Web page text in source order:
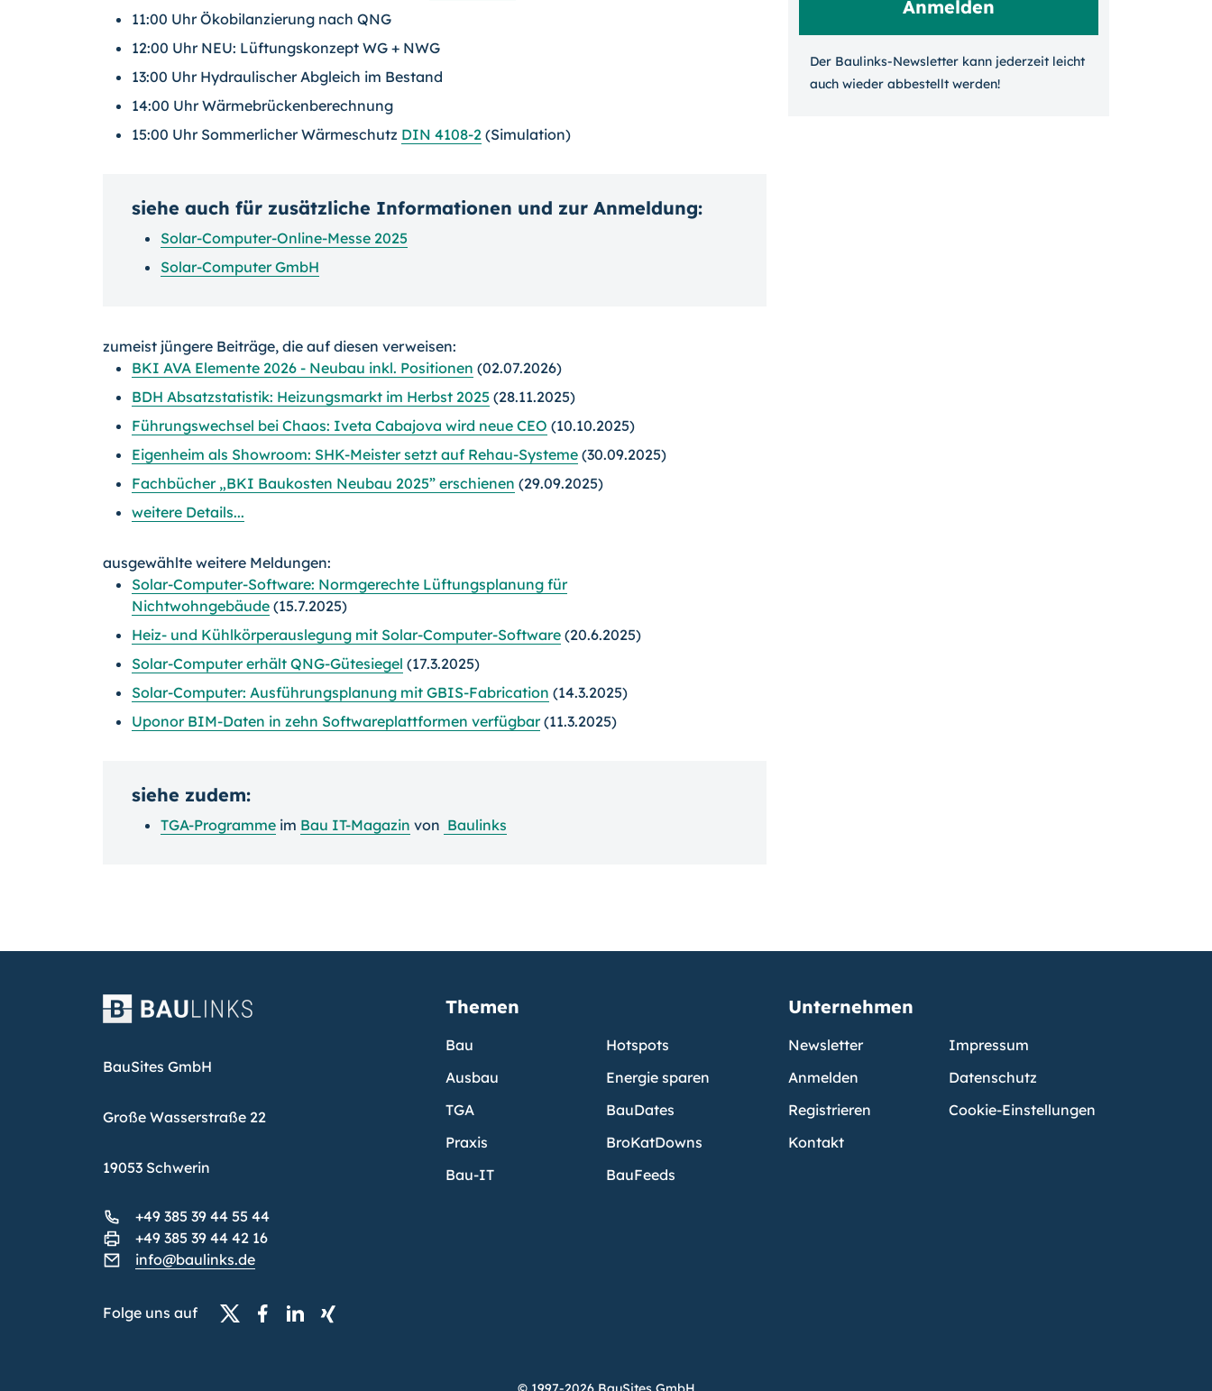
11:00 Uhr Ökobilanzierung nach QNG
12:00 Uhr NEU: Lüftungskonzept WG + NWG
13:00 Uhr Hydraulischer Abgleich im Bestand
14:00 Uhr Wärmebrückenberechnung
15:00 Uhr Sommerlicher Wärmeschutz DIN 4108-2 (Simulation)
siehe auch für zusätzliche Informationen und zur Anmeldung:
Solar-Computer-Online-Messe 2025
Solar-Computer GmbH
zumeist jüngere Beiträge, die auf diesen verweisen:
BKI AVA Elemente 2026 - Neubau inkl. Positionen (02.07.2026)
BDH Absatzstatistik: Heizungsmarkt im Herbst 2025 (28.11.2025)
Führungswechsel bei Chaos: Iveta Cabajova wird neue CEO (10.10.2025)
Eigenheim als Showroom: SHK-Meister setzt auf Rehau-Systeme (30.09.2025)
Fachbücher „BKI Baukosten Neubau 2025” erschienen (29.09.2025)
weitere Details...
ausgewählte weitere Meldungen:
Solar-Computer-Software: Normgerechte Lüftungsplanung für
Nichtwohngebäude (15.7.2025)
Heiz- und Kühlkörperauslegung mit Solar-Computer-Software (20.6.2025)
Solar-Computer erhält QNG-Gütesiegel (17.3.2025)
Solar-Computer: Ausführungsplanung mit GBIS-Fabrication (14.3.2025)
Uponor BIM-Daten in zehn Softwareplattformen verfügbar(11.3.2025)
siehe zudem:
TGA-Programme im Bau IT-Magazin von Baulinks
Der Baulinks-Newsletter kann jeder­zeit leicht
auch wieder ab­bestellt werden!
BauSites GmbH
Große Wasserstraße 22
19053 Schwerin
+49 385 39 44 55 44
+49 385 39 44 42 16
info@baulinks.de
Folge uns auf
Themen
Bau
Ausbau
TGA
Praxis
Bau-IT
Hotspots
Energie sparen
BauDates
BroKatDowns
BauFeeds
Unternehmen
Newsletter
Anmelden
Registrieren
Kontakt
Impressum
Datenschutz
Cookie-Einstellungen